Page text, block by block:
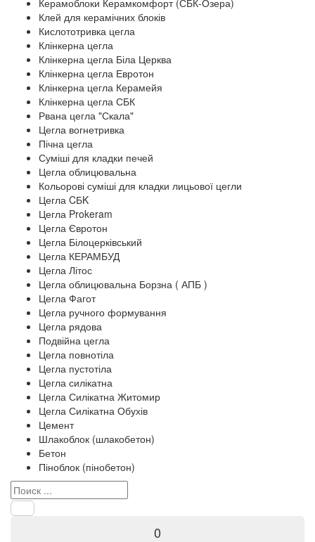
Керамоблоки Керамкомфорт (СБК-Озера)
Клей для керамічних блоків
Кислототривка цегла
Клінкерна цегла
Клінкерна цегла Біла Церква
Клінкерна цегла Евротон
Клінкерна цегла Керамейя
Клінкерна цегла СБК
Рвана цегла "Скала"
Цегла вогнетривка
Пічна цегла
Суміші для кладки печей
Цегла облицювальна
Кольорові суміші для кладки лицьової цегли
Цегла CБK
Цегла Prokeram
Цегла Євротон
Цегла Білоцерківський
Цегла КЕРАМБУД
Цегла Літос
Цегла облицювальна Борзна ( АПБ )
Цегла Фагот
Цегла ручного формування
Цегла рядова
Подвійна цегла
Цегла повнотіла
Цегла пустотіла
Цегла силікатна
Цегла Силікатна Житомир
Цегла Силікатна Обухів
Цемент
Шлакоблок (шлакобетон)
Бетон
Піноблок (пінобетон)
0